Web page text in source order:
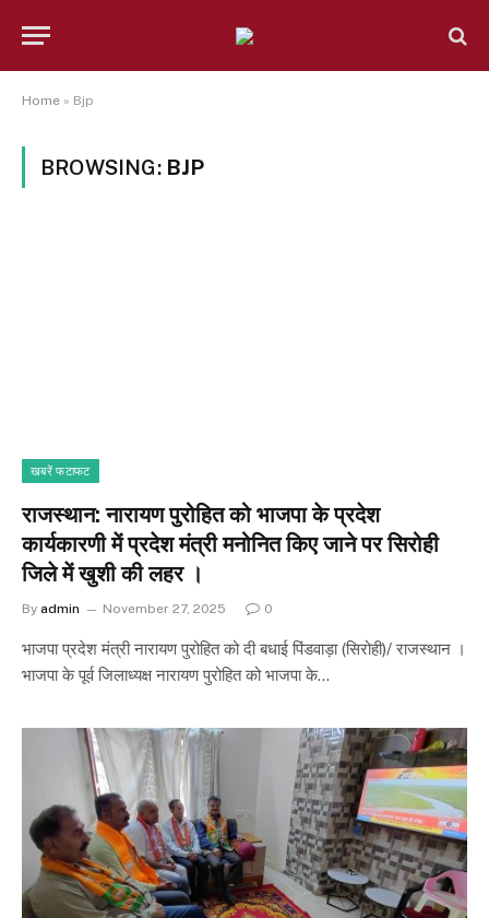
Home » Bjp
BROWSING: BJP
खबरें फटाफट
राजस्थान: नारायण पुरोहित को भाजपा के प्रदेश
कार्यकारणी में प्रदेश मंत्री मनोनित किए जाने पर सिरोही
जिले में खुशी की लहर ।
By admin November 27, 2025 0
भाजपा प्रदेश मंत्री नारायण पुरोहित को दी बधाई पिंडवाड़ा (सिरोही)/ राजस्थान ।
भाजपा के पूर्व जिलाध्यक्ष नारायण पुरोहित को भाजपा के…